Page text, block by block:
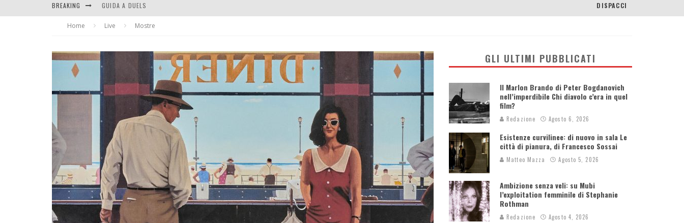
BREAKING GUIDA A DUELS
CONTRIBUTORS
DISPACCI
Home Live Mostre
GLI ULTIMI PUBBLICATI
Il Marlon Brando di Peter Bogdanovich
nell’imperdibile Chi diavolo c’era in quel
film?
Redazione Agosto 6, 2026
Esistenze curvilinee: di nuovo in sala Le
città di pianura, di Francesco Sossai
Matteo Mazza Agosto 5, 2026
Ambizione senza veli: su Mubi
l’exploitation femminile di Stephanie
Rothman
Redazione Agosto 4, 2026